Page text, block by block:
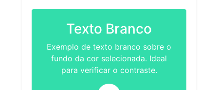
Texto Branco
Exemplo de texto branco sobre o
fundo da cor selecionada. Ideal
para verificar o contraste.